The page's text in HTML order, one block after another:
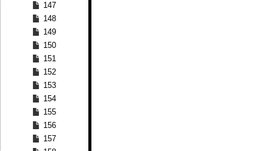
147
148
149
150
151
152
153
154
155
156
157